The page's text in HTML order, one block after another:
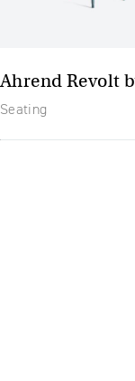
Ahrend Revolt
Seating